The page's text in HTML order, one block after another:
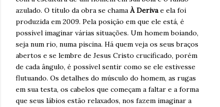
azulado. O título da obra se chama À Derivae ela foi
produzida em 2009. Pela posição em que ele está, é
possível imaginar várias situações. Um homem boiando,
seja num rio, numa piscina. Há quem veja os seus braços
abertos e se lembre de Jesus Cristo crucificado, porém
de cada ângulo, é possível sentir como se ele estivesse
flutuando. Os detalhes do músculo do homem, as rugas
em sua testa, os cabelos que começam a faltar e a forma
que seus lábios estão relaxados, nos fazem imaginar a